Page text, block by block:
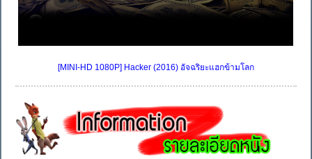
[MINI-HD 1080P] Hacker (2016) อัจฉริยะแฮกข้ามโลก